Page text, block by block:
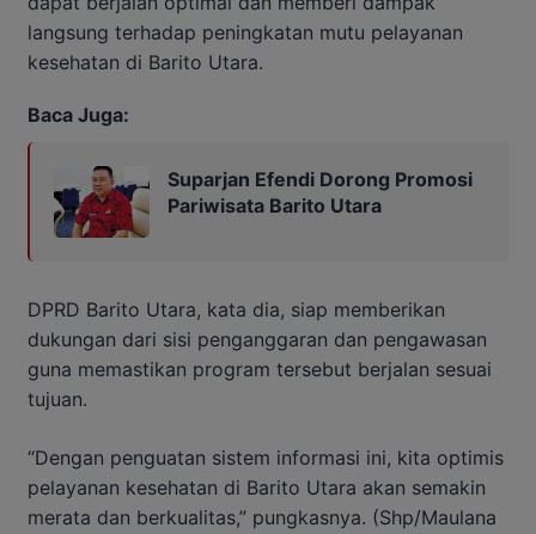
langsung terhadap peningkatan mutu pelayanan
kesehatan di Barito Utara.
Baca Juga:
Suparjan Efendi Dorong Promosi
Pariwisata Barito Utara
DPRD Barito Utara, kata dia, siap memberikan
dukungan dari sisi penganggaran dan pengawasan
guna memastikan program tersebut berjalan sesuai
tujuan.
“Dengan penguatan sistem informasi ini, kita optimis
pelayanan kesehatan di Barito Utara akan semakin
merata dan berkualitas,” pungkasnya. (Shp/Maulana